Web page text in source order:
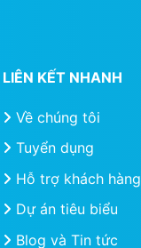
LIÊN KẾT NHANH
Về chúng tôi
Tuyển dụng
Hỗ trợ khách hàng
Dự án tiêu biểu
Blog và Tin tức